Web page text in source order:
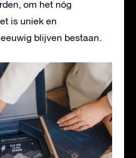
om het nóg
is uniek en
blijven bestaan.